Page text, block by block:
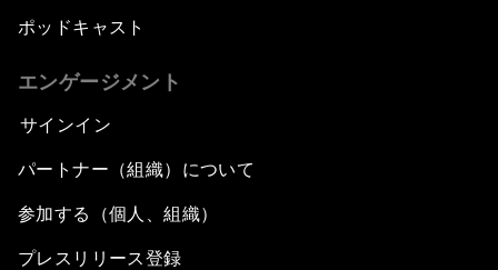
ポッドキャスト
エンゲージメント
サインイン
パートナー（組織）について
参加する（個人、組織）
プレスリリース登録